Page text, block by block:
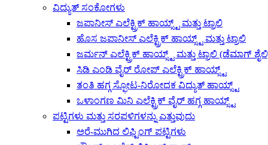
ವಿದ್ಯುತ್ ಸಂಕೋಗಳು
ಜಪಾನೀಸ್ ಎಲೆಕ್ಟ್ರಿಕ್ ಹಾಯ್ಸ್ಟ್ ಮತ್ತು ಟ್ರಾಲಿ
ಹೊಸ ಜಪಾನೀಸ್ ಎಲೆಕ್ಟ್ರಿಕ್ ಹಾಯ್ಸ್ಟ್ ಮತ್ತು ಟ್ರಾಲಿ
ಜರ್ಮನ್ ಎಲೆಕ್ಟ್ರಿಕ್ ಹಾಯ್ಸ್ಟ್ ಮತ್ತು ಟ್ರಾಲಿ (ಡೆಮಾಗ್
ಸಿಡಿ ಎಂಡಿ ವೈರ್ ರೋಪ್ ಎಲೆಕ್ಟ್ರಿಕ್ ಹಾಯ್ಸ್ಟ್
ತಂತಿ ಹಗ್ಗ ಸ್ಫೋಟ-ನಿರೋಧಕ ವಿದ್ಯುತ್ ಹಾಯ್ಸ್ಟ್
ಒಳಾಂಗಣ ಮಿನಿ ಎಲೆಕ್ಟ್ರಿಕ್ ವೈರ್ ಹಗ್ಗ ಹಾಯ್ಸ್ಟ್
ಪಟ್ಟಿಗಳು ಮತ್ತು ಸರಪಳಿಗಳನ್ನು ಎತ್ತುವುದು
ಅರೆ-ಮುಗಿದ ಲಿಫ್ಟಿಂಗ್ ಪಟ್ಟಿಗಳು